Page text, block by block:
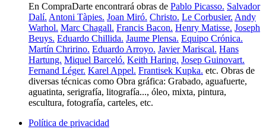
En CompraDarte encontrará obras de Pablo Picasso. Salvador
Dalí. Antoni Tàpies. Joan Miró. Christo. Le Corbusier. Andy
Warhol. Marc Chagall. Francis Bacon. Henry Matisse. Joseph
Beuys. Eduardo Chillida. Jaume Plensa. Equipo Crónica.
Martín Chririno. Eduardo Arroyo. Javier Mariscal. Hans
Hartung. Miquel Barceló. Keith Haring. Josep Guinovart.
Fernand Léger. Karel Appel. Frantisek Kupka. etc. Obras de
diversas técnicas como Obra gráfica: Grabado, aguafuerte,
aguatinta, serigrafía, litografía..., óleo, mixta, pintura,
escultura, fotografía, carteles, etc.
Política de privacidad